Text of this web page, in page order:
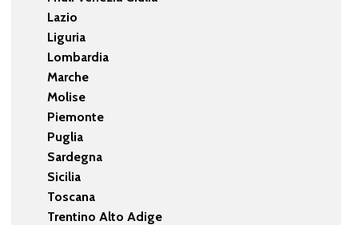
Lazio
Liguria
Lombardia
Marche
Molise
Piemonte
Puglia
Sardegna
Sicilia
Toscana
Trentino Alto Adige